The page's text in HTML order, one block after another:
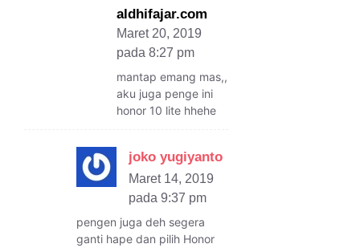
aldhifajar.com
Maret 20, 2019
pada 8:27 pm
mantap emang mas,,
aku juga penge ini
honor 10 lite hhehe
joko yugiyanto
Maret 14, 2019
pada 9:37 pm
pengen juga deh segera
ganti hape dan pilih Honor